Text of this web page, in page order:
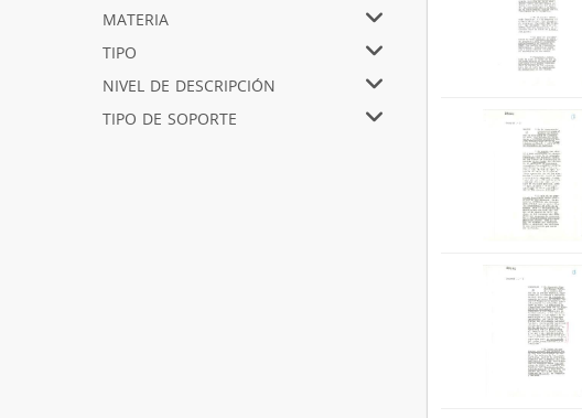
materia
tipo
nivel de descripción
tipo de soporte